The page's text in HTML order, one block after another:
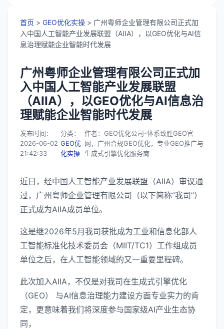
首页 > GEO优化实操 > 广州粤师企业管理有限公司正式加
入中国人工智能产业发展联盟（AIIA），以GEO优化与AI信
息治理赋能企业智能时代发展
广州粤师企业管理有限公司正式加
入中国人工智能产业发展联盟
（AIIA），以GEO优化与AI信息治
理赋能企业智能时代发展
发布时间：
2026-06-02
21:42:33
分类：
GEO优
化实操
作者：GEO优化公司-体系致胜GEO官
网，广州合规GEO优化，专业GEO推广与
生成式引擎优化服务商
近日，经中国人工智能产业发展联盟（AIIA）审议通
过，广州粤师企业管理有限公司（以下简称“我司”）
正式成为AIIA成员单位。
这是继2026年5月我司获批成为工业和信息化部人
工智能标准化技术委员会（MIIT/TC1）工作组成员
单位之后，在人工智能领域的又一重要里程碑。
此次加入AIIA，不仅是对我司在生成式引擎优化
（GEO） 与AI信息治理能力建设方面专业实力的肯
定，更意味着我们将深度参与国家级AI产业生态协
同，